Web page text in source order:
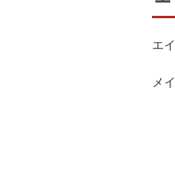
エ
メ